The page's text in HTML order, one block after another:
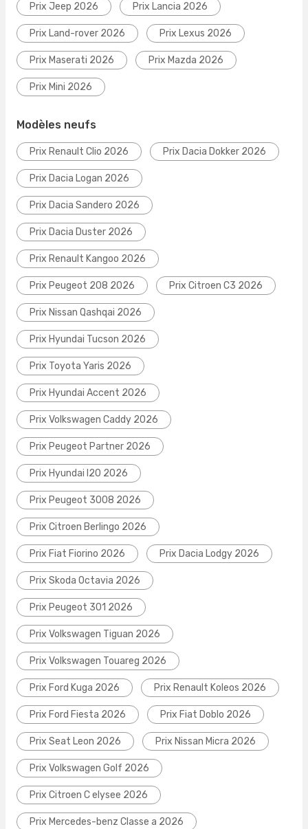
Prix Jeep 2026 Prix Lancia 2026
Prix Land-rover 2026 Prix Lexus 2026
Prix Maserati 2026 Prix Mazda 2026
Prix Mini 2026
Modèles neufs
Prix Renault Clio 2026 Prix Dacia Dokker 2026
Prix Dacia Logan 2026
Prix Dacia Sandero 2026
Prix Dacia Duster 2026
Prix Renault Kangoo 2026
Prix Peugeot 208 2026 Prix Citroen C3 2026
Prix Nissan Qashqai 2026
Prix Hyundai Tucson 2026
Prix Toyota Yaris 2026
Prix Hyundai Accent 2026
Prix Volkswagen Caddy 2026
Prix Peugeot Partner 2026
Prix Hyundai I20 2026
Prix Peugeot 3008 2026
Prix Citroen Berlingo 2026
Prix Fiat Fiorino 2026 Prix Dacia Lodgy 2026
Prix Skoda Octavia 2026
Prix Peugeot 301 2026
Prix Volkswagen Tiguan 2026
Prix Volkswagen Touareg 2026
Prix Ford Kuga 2026 Prix Renault Koleos 2026
Prix Ford Fiesta 2026 Prix Fiat Doblo 2026
Prix Seat Leon 2026 Prix Nissan Micra 2026
Prix Volkswagen Golf 2026
Prix Citroen C elysee 2026
Prix Mercedes-benz Classe a 2026